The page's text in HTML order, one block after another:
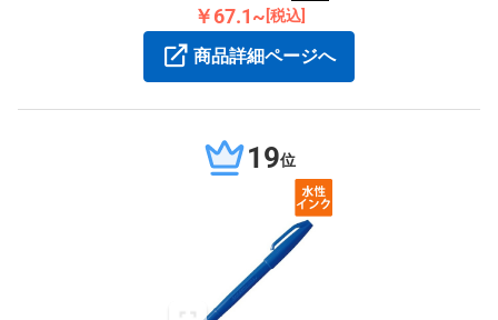
￥67.1~ [税込]
商品詳細ページへ
19位